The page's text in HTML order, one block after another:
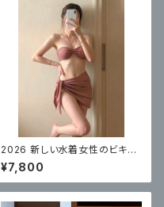
2026 新しい水着女性のビキニ
スプリットセクシーなスリーピー
ス水着、美しくてハイエンド
¥7,800